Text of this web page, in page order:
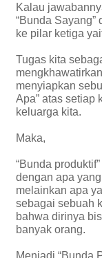
Kalau
“Bunda Sayang”
ke pilar ketiga
Tugas kita
menyiapkan
Apa” atas setiap
keluarga kita.
Maka,
“Bunda
dengan apa
melainkan apa
sebagai sebuah
bahwa dirinya
banyak orang.
Menjadi “Bunda